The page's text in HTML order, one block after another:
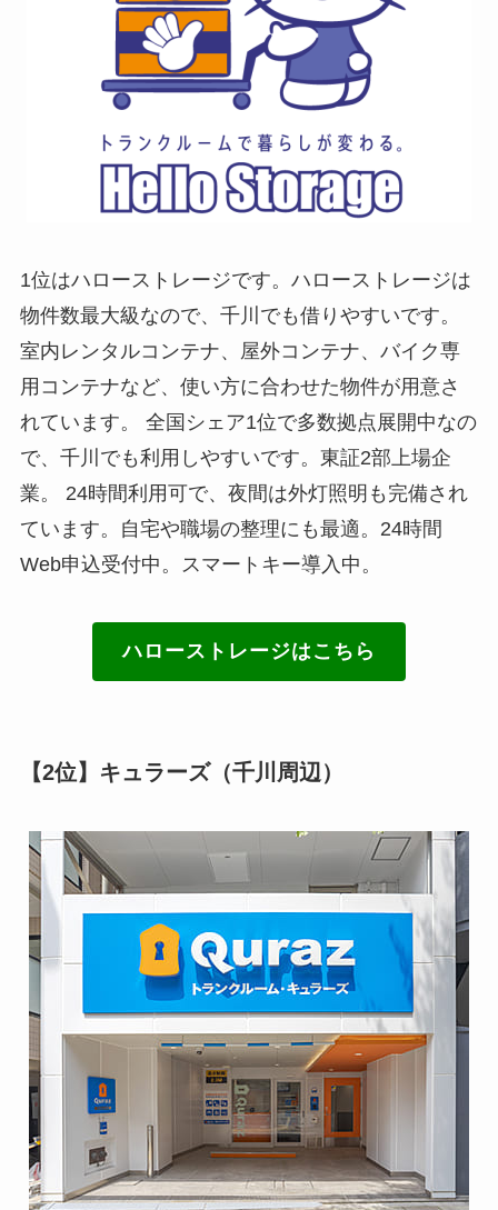
1位はハローストレージです。ハローストレージは
物件数最大級なので、千川でも借りやすいです。
室内レンタルコンテナ、屋外コンテナ、バイク専
用コンテナなど、使い方に合わせた物件が用意さ
れています。 全国シェア1位で多数拠点展開中なの
で、千川でも利用しやすいです。東証2部上場企
業。 24時間利用可で、夜間は外灯照明も完備され
ています。自宅や職場の整理にも最適。24時間
Web申込受付中。スマートキー導入中。
ハローストレージはこちら
【2位】キュラーズ（千川周辺）